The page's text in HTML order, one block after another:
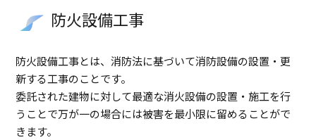
防火設備工事
防火設備工事とは、消防法に基づいて消防設備の設置・更
新する工事のことです。
委託された建物に対して最適な消火設備の設置・施工を行
うことで万が一の場合には被害を最小限に留めることがで
きます。